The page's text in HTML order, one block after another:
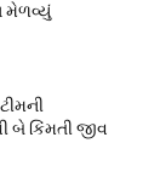
મેળવ્યું
બે કિંમતી જીવ